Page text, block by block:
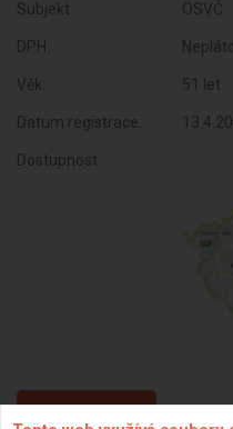
Subjekt: OSVČ
DPH:
Věk: 51 let
Datum registrace:
Dostupnost:
ZPĚT